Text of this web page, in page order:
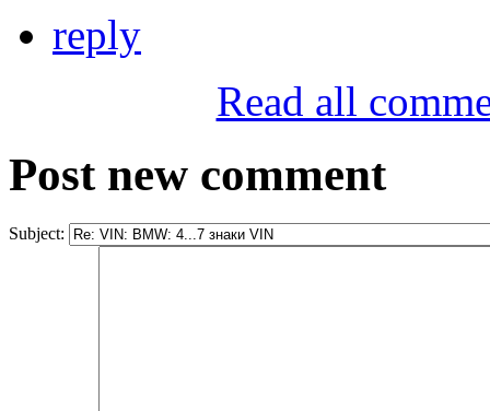
reply
Read all
Post new comment
Subject: